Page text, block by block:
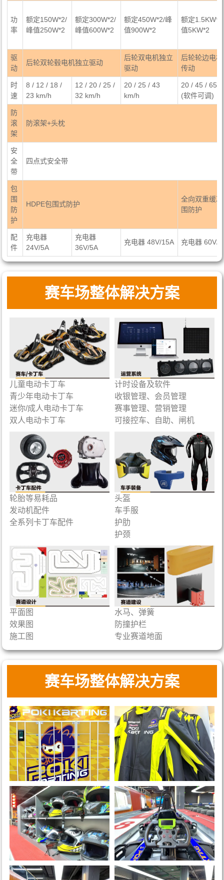
功
率
额定150W*2/
峰值250W*2
额定300W*2/
峰值600W*2
额定450W*2/峰
值900W*2
额定
值5KW*2
驱
动
后轮双轮毂电机独立驱动
后轮双电机独立
驱动
后轮轮边电
传动
时
速
8 / 12 / 18 /
23 km/h
12 / 20 / 25 /
32 km/h
20 / 25 / 43
km/h
20 / 45 / 65
(软件可调)
防
滚
架
防滚架+头枕
安
全
带
四点式安全带
包
围
防
护
HDPE包围式防护
全向双重缓
围防护
配
件
充电器
24V/5A
充电器
36V/5A
充电器 48V/15A 充电器 60V/
赛车场整体解决方案
儿童电动卡丁车
青少年电动卡丁车
迷你/成人电动卡丁车
双人电动卡丁车
计时设备及软件
收银管理、会员管理
赛事管理、营销管理
可接控车、自助、闸机
轮胎等易耗品
发动机配件
全系列卡丁车配件
头盔
车手服
护肋
护颈
平面图
效果图
施工图
水马、弹簧
防撞护栏
专业赛道地面
赛车场整体解决方案